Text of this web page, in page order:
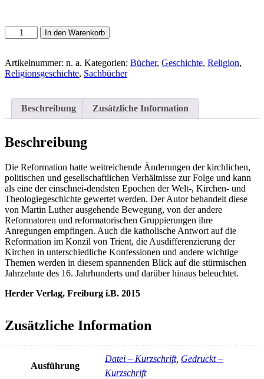
Rolf
Decot:
der
Reformation
Menge
In den Warenkorb
Artikelnummer: n. a. Kategorien: Bücher, Geschichte, Religion,
Religionsgeschichte, Sachbücher
Beschreibung Zusätzliche Information
Beschreibung
Die Reformation hatte weitreichende Änderungen der kirchlichen,
politischen und gesellschaftlichen Verhältnisse zur Folge und kann
als eine der einschnei-dendsten Epochen der Welt-, Kirchen- und
Theologiegeschichte gewertet werden. Der Autor behandelt diese
von Martin Luther ausgehende Bewegung, von der andere
Reformatoren und reformatorischen Gruppierungen ihre
Anregungen empfingen. Auch die katholische Antwort auf die
Reformation im Konzil von Trient, die Ausdifferenzierung der
Kirchen in unterschiedliche Konfessionen und andere wichtige
Themen werden in diesem spannenden Blick auf die stürmischen
Jahrzehnte des 16. Jahrhunderts und darüber hinaus beleuchtet.
Herder Verlag, Freiburg i.B. 2015
Zusätzliche Information
Ausführung
Datei – Kurzschrift, Gedruckt –
Kurzschrift